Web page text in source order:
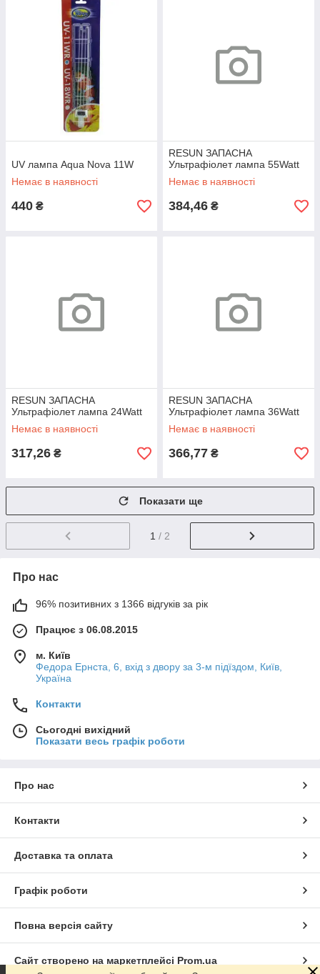
UV лампа Aqua Nova 11W
Немає в наявності
440 ₴
RESUN ЗАПАСНА
Ультрафіолет лампа 55Watt
Немає в наявності
384,46 ₴
RESUN ЗАПАСНА
Ультрафіолет лампа 24Watt
Немає в наявності
317,26 ₴
RESUN ЗАПАСНА
Ультрафіолет лампа 36Watt
Немає в наявності
366,77 ₴
Показати ще
1 / 2
Про нас
96% позитивних з 1366 відгуків за рік
Працює з 06.08.2015
м. Київ
Федора Ернста, 6, вхід з двору за 3-м підїздом, Київ,
Україна
Контакти
Сьогодні вихідний
Показати весь графік роботи
Про нас
Контакти
Доставка та оплата
Графік роботи
Повна версія сайту
Сайт створено на маркетплейсі Prom.ua